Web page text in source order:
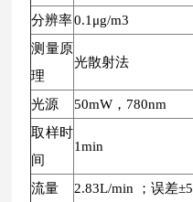
分辨率0.1μg/m3
测量原
理
光散射法
光源
50mW，780nm
取样时
间
1min
流量
2.83L/min ；误差